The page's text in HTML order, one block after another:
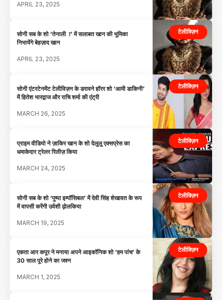
APRIL 23, 2025
टेलीविज़न
सोनी सब के शो ‘तेनाली ा’ में सलाबत खान की भूमिका
निभायेंगे बेहज़ाद खान
APRIL 23, 2025
टेलीविज़न
सोनी एंटरटेनमेंट टेलीविज़न के डरावने हॉरर शो ‘आमी डाकिनी’
में हितेश भारद्वाज और राचि शर्मा की एंट्री
MARCH 26, 2025
टेलीविज़न
प्राइम वीडियो ने ज़ाकिर खान के शो देलूलू एक्सप्रेस का
धमाकेदार ट्रेलर रिलीज़ किया
MARCH 24, 2025
टेलीविज़न
सोनी सब के शो ‘पुष्पा इम्पॉसिबल’ में देवी सिंह शेखावत के रूप
में वापसी करेंगी उर्वशी ढ़ोलकिया
MARCH 19, 2025
टेलीविज़न
एकता आर कपूर ने मनाया अपने आइकॉनिक शो ‘हम पांच’ के
30 साल पूरे होने का जश्न
MARCH 1, 2025